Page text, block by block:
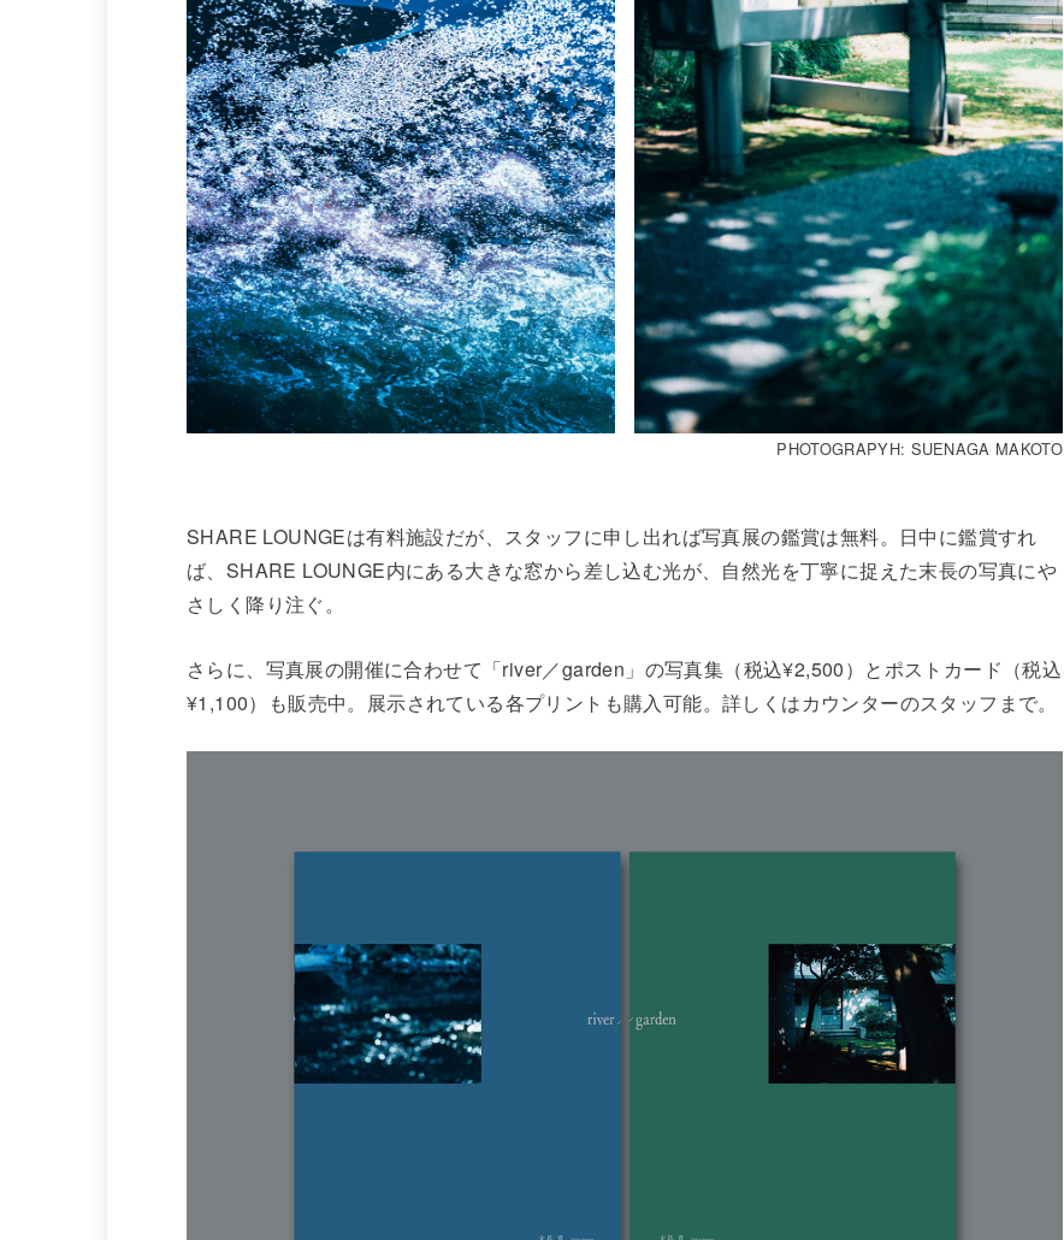
PHOTOGRAPYH: SUENAGA MAKOTO
SHARE LOUNGEは有料施設だが、スタッフに申し出れば写真展の鑑賞は無料。日中に鑑賞すれ
ば、SHARE LOUNGE内にある大きな窓から差し込む光が、自然光を丁寧に捉えた末長の写真にや
さしく降り注ぐ。
さらに、写真展の開催に合わせて「river／garden」の写真集（税込¥2,500）とポストカード（税込
¥1,100）も販売中。展示されている各プリントも購入可能。詳しくはカウンターのスタッフまで。